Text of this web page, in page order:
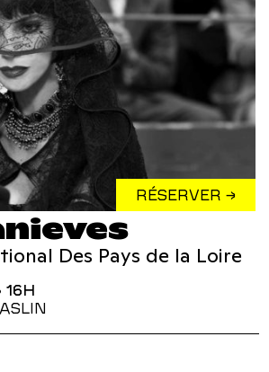
RÉSERVER →
Des Pays de la Loire
16H